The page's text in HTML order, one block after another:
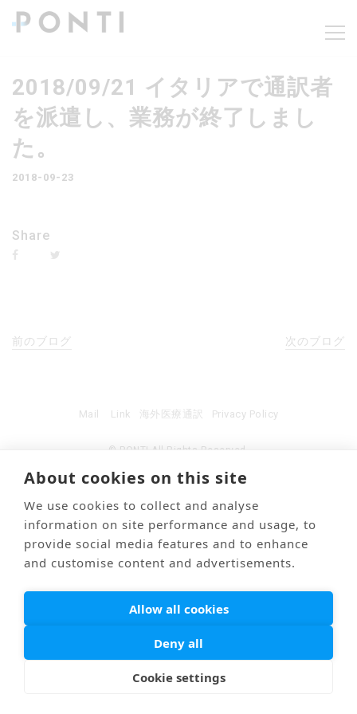
2018/09/21 イタリアで通訳者
を派遣し、業務が終了しまし
た。
2018-09-23
Share
前のブログ 次のブログ
© PONTI All Rights Reserved.
Mail Link 海外医療通訳 Privacy Policy
About cookies on this site
We use cookies to collect and analyse
information on site performance and usage, to
provide social media features and to enhance
and customise content and advertisements.
Allow all cookies
Deny all
Cookie settings